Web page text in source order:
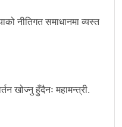
नीतिगत समाधानमा व्यस्त
खोज्नु हुँदैनः महामन्त्री.